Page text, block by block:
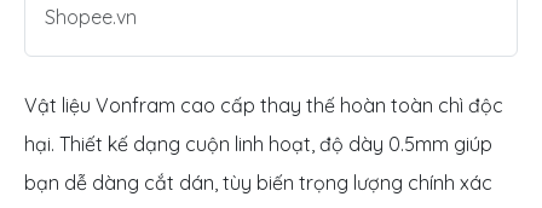
Shopee.vn
Vật liệu Vonfram cao cấp thay thế hoàn toàn chì độc
hại. Thiết kế dạng cuộn linh hoạt, độ dày 0.5mm giúp
bạn dễ dàng cắt dán, tùy biến trọng lượng chính xác